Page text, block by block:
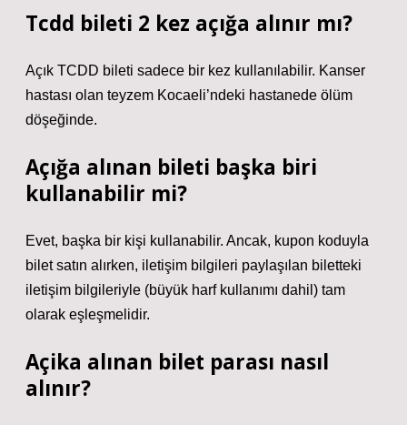
Tcdd bileti 2 kez açığa alınır mı?
Açık TCDD bileti sadece bir kez kullanılabilir. Kanser
hastası olan teyzem Kocaeli’ndeki hastanede ölüm
döşeğinde.
Açığa alınan bileti başka biri
kullanabilir mi?
Evet, başka bir kişi kullanabilir. Ancak, kupon koduyla
bilet satın alırken, iletişim bilgileri paylaşılan biletteki
iletişim bilgileriyle (büyük harf kullanımı dahil) tam
olarak eşleşmelidir.
Açika alınan bilet parası nasıl
alınır?